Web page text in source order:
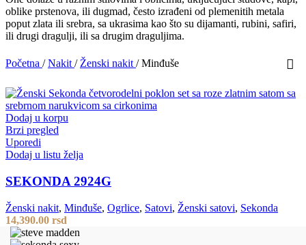
oblike prstenova, ili dugmad, često izrađeni od plemenitih metala
poput zlata ili srebra, sa ukrasima kao što su dijamanti, rubini, safiri,
ili drugi dragulji, ili sa drugim draguljima.
Početna / Nakit / Ženski nakit / Minđuše
Dodaj u korpu
Brzi pregled
Uporedi
Dodaj u listu želja
SEKONDA 2924G
Ženski nakit, Minđuše, Ogrlice, Satovi, Ženski satovi, Sekonda
14,390.00 rsd